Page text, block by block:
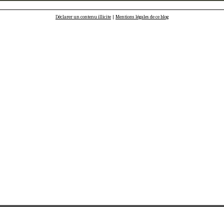
Déclarer un contenu illicite | Mentions légales de ce blog